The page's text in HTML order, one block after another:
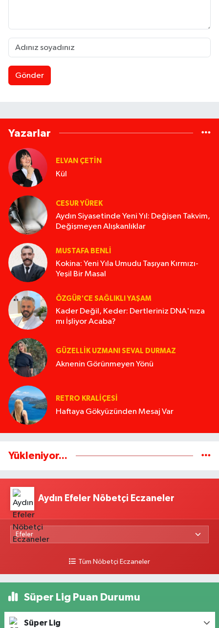
Gönder
Yazarlar
ELVAN ÇETIN
Kül
CESUR YÜREK
Aydın Siyasetinde Yeni Yıl: Değişen Takvim,
Değişmeyen Alışkanlıklar
MUSTAFA BENLI
Kokina: Yeni Yıla Umudu Taşıyan Kırmızı-
Yeşil Bir Masal
ÖZGÜR'CE SAĞLIKLI YAŞAM
Kader Değil, Keder: Dertleriniz DNA'nıza
mı İşliyor Acaba?
GÜZELLIK UZMANI SEVAL DURMAZ
Aknenin Görünmeyen Yönü
RETRO KRALIÇESI
Haftaya Gökyüzünden Mesaj Var
Yükleniyor...
Aydın Efeler Nöbetçi Eczaneler
Tüm Nöbetçi Eczaneler
Süper Lig Puan Durumu
Süper Lig